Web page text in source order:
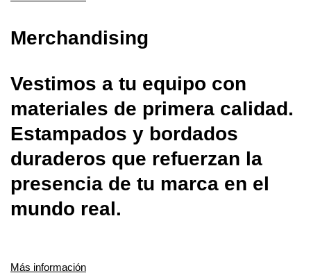
Merchandising
Vestimos a tu equipo con
materiales de primera calidad.
Estampados y bordados
duraderos que refuerzan la
presencia de tu marca en el
mundo real.
Más información